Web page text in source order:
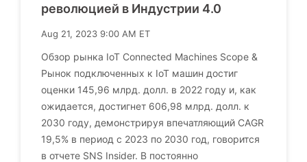
революцией в Индустрии 4.0
Aug 21, 2023 9:00 AM ET
Обзор рынка IoT Connected Machines Scope &
Рынок подключенных к IoT машин достиг
оценки 145,96 млрд. долл. в 2022 году и, как
ожидается, достигнет 606,98 млрд. долл. к
2030 году, демонстрируя впечатляющий CAGR
19,5% в период с 2023 по 2030 год, говорится
в отчете SNS Insider. В постоянно